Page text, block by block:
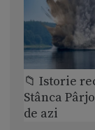
📁 Istorie
Stânca
de azi